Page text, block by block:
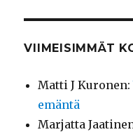
VIIMEISIMMÄT
Matti J Kuronen:
emäntä
Marjatta